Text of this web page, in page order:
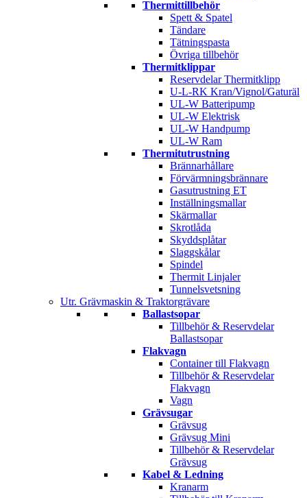
Thermittillbehör
Spett & Spatel
Tändare
Tätningspasta
Övriga tillbehör
Thermitklippar
Reservdelar Thermitklipp
U-L-RK Kran/Vignol/Gaturäl
UL-W Batteripump
UL-W Elektrisk
UL-W Handpump
UL-W Ram
Thermitutrustning
Brännarhållare
Förvärmningsbrännare
Gasutrustning ET
Inställningsmallar
Skärmallar
Skrotlåda
Skyddsplåtar
Slaggskålar
Spindel
Thermit Linjaler
Tunnelsvetsning
Utr. Grävmaskin & Traktorgrävare
Ballastsopar
Tillbehör & Reservdelar
Ballastsopar
Flakvagn
Container till Flakvagn
Tillbehör & Reservdelar
Flakvagn
Vagn
Grävsugar
Grävsug
Grävsug Mini
Tillbehör & Reservdelar
Grävsug
Kabel & Ledning
Kranarm